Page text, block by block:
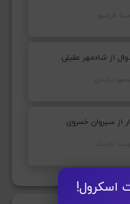
اسکرول!
از شادمهر عقیلی
از سیروان خسروی